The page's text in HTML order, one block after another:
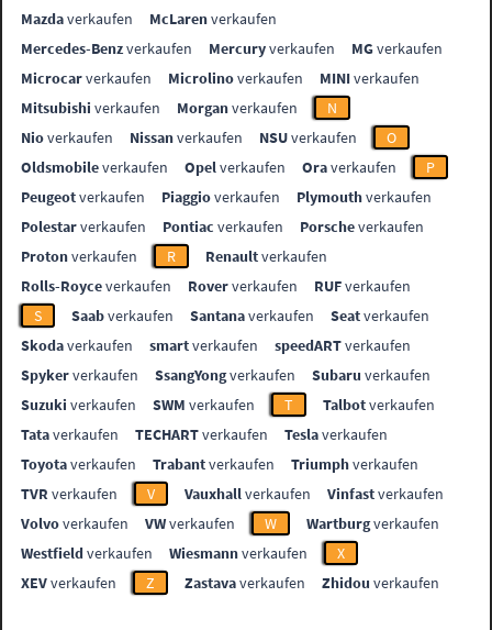
Mazdaverkaufen McLarenverkaufen
Mercedes-Benzverkaufen Mercuryverkaufen MGverkaufen
Microcarverkaufen Microlinoverkaufen MINIverkaufen
Mitsubishi verkaufen Morganverkaufen
N
Nioverkaufen Nissanverkaufen NSUverkaufen
O
Oldsmobileverkaufen Opelverkaufen Oraverkaufen
P
Peugeotverkaufen Piaggioverkaufen Plymouthverkaufen
Polestarverkaufen Pontiac verkaufen Porscheverkaufen
Protonverkaufen R Renaultverkaufen
Rolls-Royceverkaufen Roververkaufen RUFverkaufen
S
Saabverkaufen Santanaverkaufen Seatverkaufen
Skodaverkaufen smartverkaufen speedARTverkaufen
Spykerverkaufen SsangYongverkaufen Subaru verkaufen
Suzuki verkaufen SWM verkaufen T Talbotverkaufen
Tataverkaufen TECHARTverkaufen Teslaverkaufen
Toyotaverkaufen Trabantverkaufen Triumphverkaufen
TVR verkaufen V Vauxhallverkaufen Vinfastverkaufen
Volvoverkaufen VWverkaufen W Wartburgverkaufen
Westfieldverkaufen Wiesmannverkaufen
X
XEVverkaufen Z Zastavaverkaufen Zhidou verkaufen